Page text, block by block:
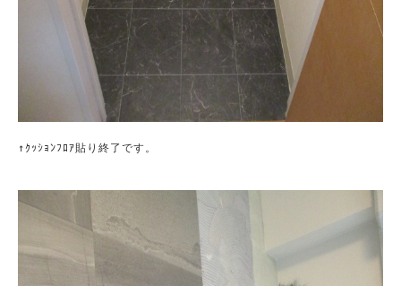
↑ｸｯｼｮﾝﾌﾛｱ貼り終了です。